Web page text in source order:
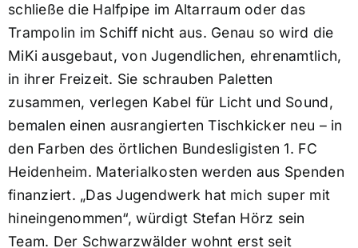
schließe die Halfpipe im Altarraum oder das
Trampolin im Schiff nicht aus. Genau so wird die
MiKi ausgebaut, von Jugendlichen, ehrenamtlich,
in ihrer Freizeit. Sie schrauben Paletten
zusammen, verlegen Kabel für Licht und Sound,
bemalen einen ausrangierten Tischkicker neu – in
den Farben des örtlichen Bundesligisten 1. FC
Heidenheim. Materialkosten werden aus Spenden
finanziert. „Das Jugendwerk hat mich super mit
hineingenommen“, würdigt Stefan Hörz sein
Team. Der Schwarzwälder wohnt erst seit